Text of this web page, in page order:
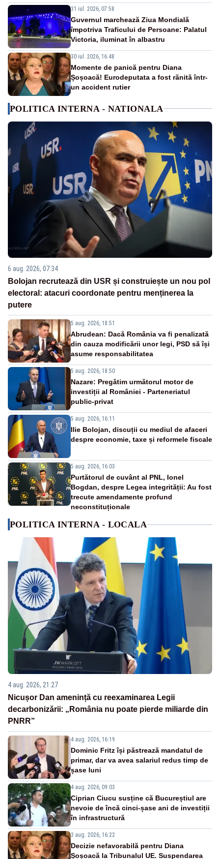
31 iul. 2026, 07:58
Guvernul marchează Ziua Mondială
împotriva Traficului de Persoane: Palatul
Victoria, iluminat în albastru
30 iul. 2026, 16:48
Momente de panică pentru Diana
Șoșoacă! Eurodeputata a fost rănită într-
un accident rutier
POLITICA INTERNA - NATIONALA
6 aug. 2026, 07:34
Bolojan recrutează din USR și construiește un nou pol
electoral: atacuri coordonate pentru menținerea la
putere
5 aug. 2026, 18:51
Abrudean: Dacă România va fi penalizată
din cauza modificării unor legi, PSD să își
asume responsabilitatea
5 aug. 2026, 18:50
Nazare: Pregătim următorul motor de
investiții al României - Parteneriatul
public-privat
5 aug. 2026, 16:11
Ilie Bolojan, discuții cu mediul de afaceri
despre economie, taxe și reformele fiscale
5 aug. 2026, 16:03
Purtătorul de cuvânt al PNL, Ionel
Bogdan, despre Legea integrității: Au fost
trecute amendamente profund
neconstituționale
POLITICA INTERNA - LOCALA
4 aug. 2026, 21:27
Nicușor Dan amenință cu reexaminarea Legii
decarbonizării: „România nu poate pierde miliarde din
PNRR”
4 aug. 2026, 16:19
Dominic Fritz își păstrează mandatul de
primar, dar va avea salariul redus timp de
șase luni
4 aug. 2026, 09:03
Ciprian Ciucu susține că Bucureștiul are
nevoie de încă cinci-șase ani de investiții
în infrastructură
3 aug. 2026, 16:22
Decizie nefavorabilă pentru Diana
Șoșoacă la Tribunalul UE. Suspendarea